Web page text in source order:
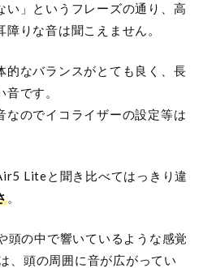
い」というフレーズの通り、高
りな音は聞こえません。
的なバランスがとても良く、長
です。
なのでイコライザーの設定等は
Liteと聞き比べてはっきり違
。
の中で響いているような感覚
、頭の周囲に音が広がってい